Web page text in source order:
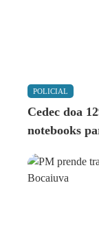
POLICIAL
Cedec doa
notebooks